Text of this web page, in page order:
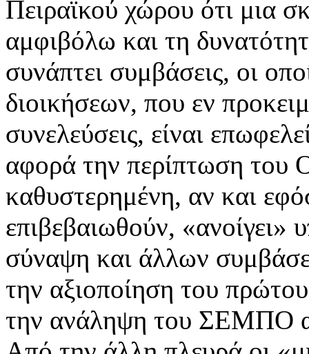
Πειραϊκού χώρου ότι μια
αμφιβόλω και τη
συνάπτει συμβάσεις, οι
διοικήσεων, που εν
συνελεύσεις, είναι
αφορά την περίπτωση
καθυστερημένη, αν και
επιβεβαιωθούν, «ανοίγει»
σύναψη και άλλων
την αξιοποίηση του
την ανάληψη του ΣΕΜΠΟ